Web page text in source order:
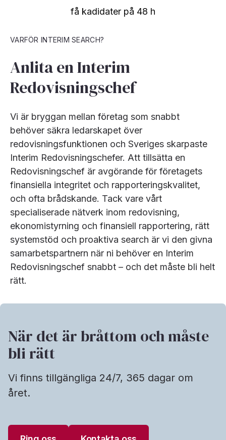
få kadidater på 48 h
VARFÖR INTERIM SEARCH?
Anlita en Interim
Redovisningschef
Vi är bryggan mellan företag som snabbt
behöver säkra ledarskapet över
redovisningsfunktionen och Sveriges skarpaste
Interim Redovisningschefer. Att tillsätta en
Redovisningschef är avgörande för företagets
finansiella integritet och rapporteringskvalitet,
och ofta brådskande. Tack vare vårt
specialiserade nätverk inom redovisning,
ekonomistyrning och finansiell rapportering, rätt
systemstöd och proaktiva search är vi den givna
samarbetspartnern när ni behöver en Interim
Redovisningschef snabbt – och det måste bli helt
rätt.
När det är bråttom och måste
bli rätt
Vi finns tillgängliga 24/7, 365 dagar om
året.